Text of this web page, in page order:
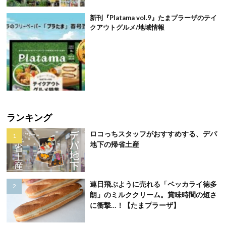
新刊『Platama vol.9』たまプラーザのテイ
クアウトグルメ/地域情報
ランキング
ロコっちスタッフがおすすめする、デパ
地下の帰省土産
連日飛ぶように売れる「ベッカライ徳多
朗」のミルククリーム。賞味時間の短さ
に衝撃…！【たまプラーザ】